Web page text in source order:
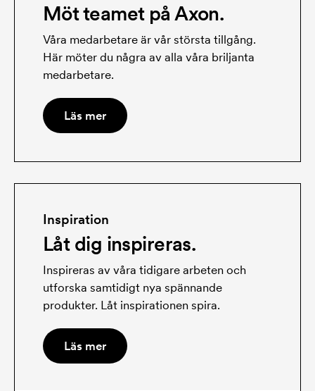
Möt teamet på Axon.
Våra medarbetare är vår största tillgång.
Här möter du några av alla våra briljanta
medarbetare.
Läs mer
Inspiration
Låt dig inspireras.
Inspireras av våra tidigare arbeten och
utforska samtidigt nya spännande
produkter. Låt inspirationen spira.
Läs mer